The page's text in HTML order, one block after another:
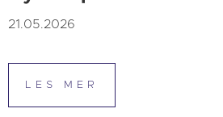
21.05.2026